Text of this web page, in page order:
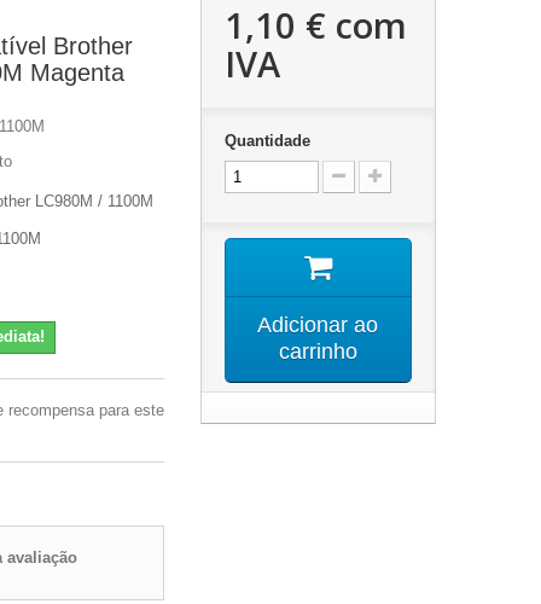
Brother
Magenta
LC980M / 1100M
recompensa para este
avaliação
1,10 € com
IVA
Quantidade
Adicionar ao
carrinho